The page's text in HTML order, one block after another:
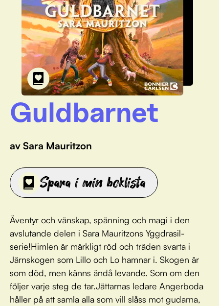
FAQ
För bibliotek
Guldbarnet
av Sara Mauritzon
Spara i min boklista
Äventyr och vänskap, spänning och magi i den
avslutande delen i Sara Mauritzons Yggdrasil-
serie!Himlen är märkligt röd och träden svarta i
Järnskogen som Lillo och Lo hamnar i. Skogen är
som död, men känns ändå levande. Som om den
följer varje steg de tar.Jättarnas ledare Angerboda
håller på att samla alla som vill slåss mot gudarna,